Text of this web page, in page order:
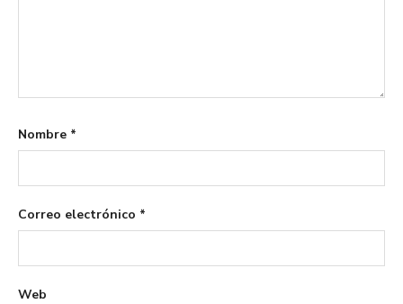
Nombre *
Correo electrónico *
Web